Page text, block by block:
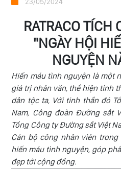
VIÊN
TIN
TỨC
ĐẦU
TƯ
TRA
CỨU
HÀNH
TRÌNH
nước
tế
Quy
định
vận
chuyển
ĐS
23/05/2024
RATRACO TÍCH
"NGÀY HỘI
NGUYỆN
Hiến máu tình nguyện là một
giá trị nhân văn, thể hiện tinh
dân tộc ta, Với tinh thần đó
Nam, Công đoàn Đường sắt
Tổng Công ty Đường sắt Việt
Cán bộ công nhân viên
hiến máu tình nguyện, góp
đẹp tới cộng đồng.